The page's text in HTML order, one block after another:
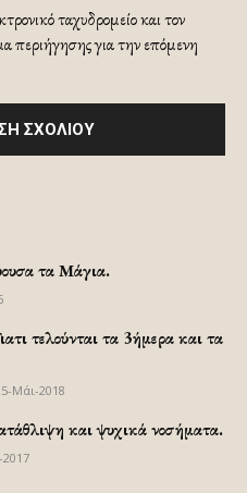
ταχυδρομείο και τον
περιήγησης για την επόμενη
τα Μάγια.
τελούνται τα 3ήμερα και τα
Μάι-2018
και ψυχικά νοσήματα.